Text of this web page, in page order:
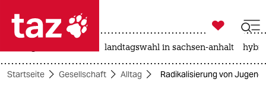
 taz zahl ich
taz zahl ich

taz zahl ich
landtagswahl in sachsen-anhalt
Startseite Gesellschaft Alltag Radikalisierung von